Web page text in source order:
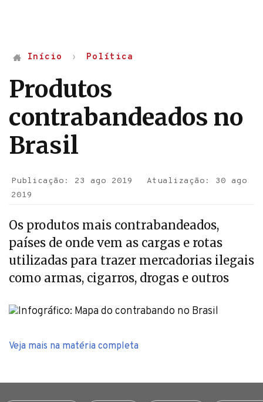
Início Política
Produtos
contrabandeados no
Brasil
Publicação: 23 ago 2019
Atualização: 30 ago
2019
Os produtos mais contrabandeados,
países de onde vem as cargas e rotas
utilizadas para trazer mercadorias ilegais
como armas, cigarros, drogas e outros
Veja mais na matéria completa